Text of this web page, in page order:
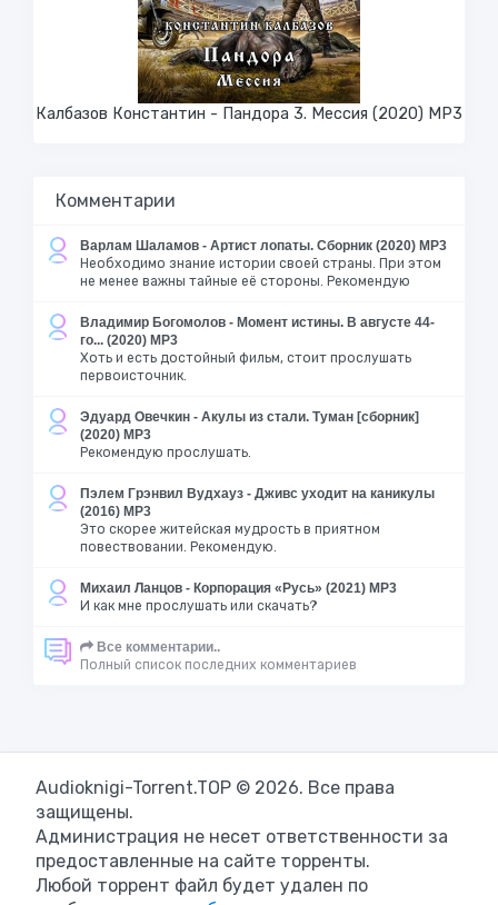
Калбазов Константин - Пандора 3. Мессия (2020) MP3
Комментарии
Варлам Шаламов - Артист лопаты. Сборник (2020) MP3
Необходимо знание истории своей страны. При этом
не менее важны тайные её стороны. Рекомендую
Владимир Богомолов - Момент истины. В августе 44-
го... (2020) MP3
Хоть и есть достойный фильм, стоит прослушать
первоисточник.
Эдуард Овечкин - Акулы из стали. Туман [сборник]
(2020) MP3
Рекомендую прослушать.
Пэлем Грэнвил Вудхауз - Дживс уходит на каникулы
(2016) MP3
Это скорее житейская мудрость в приятном
повествовании. Рекомендую.
Михаил Ланцов - Корпорация «Русь» (2021) MP3
И как мне прослушать или скачать?
Все комментарии..
Полный список последних комментариев
Audioknigi-Torrent.TOP © 2026. Все права
защищены.
Администрация не несет ответственности за
предоставленные на сайте торренты.
Любой торрент файл будет удален по